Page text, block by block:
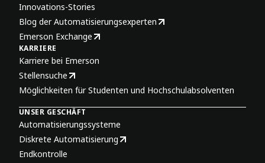
Innovations-Stories
Blog der Automatisierungsexperten
Emerson Exchange
KARRIERE
Karriere bei Emerson
Stellensuche
Möglichkeiten für Studenten und Hochschulabsolventen
UNSER GESCHÄFT
Automatisierungssysteme
Diskrete Automatisierung
Endkontrolle